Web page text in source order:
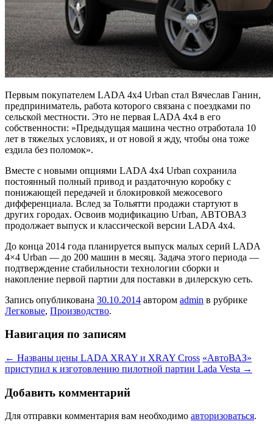
Первым покупателем LADA 4х4 Urban стал Вячеслав Ганин,
предприниматель, работа которого связана с поездками по
сельской местности. Это не первая LADA 4х4 в его
собственности: »Предыдущая машина честно отработала 10
лет в тяжелых условиях, и от новой я жду, чтобы она тоже
ездила без поломок».
Вместе с новыми опциями LADA 4х4 Urban сохранила
постоянный полный привод и раздаточную коробку с
понижающей передачей и блокировкой межосевого
дифференциала. Вслед за Тольятти продажи стартуют в
других городах. Освоив модификацию Urban, АВТОВАЗ
продолжает выпуск и классической версии LADA 4х4.
До конца 2014 года планируется выпуск малых серий LADA
4×4 Urban — до 200 машин в месяц. Задача этого периода —
подтверждение стабильности технологии сборки и
накопление первой партии для поставки в дилерскую сеть.
Запись опубликована 30.10.2014 автором admin в рубрике
Легковые, Производство.
Навигация по записям
← Названы цены LADA XRAY и XRAY Cross «АвтоВАЗ»
приступил к изготовлению пилотной партии Lada Vesta →
Добавить комментарий
Для отправки комментария вам необходимо авторизоваться.